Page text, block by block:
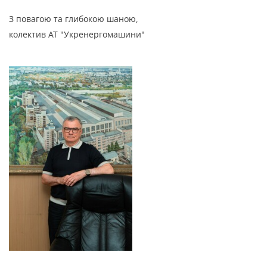
З повагою та глибокою шаною,
колектив АТ "Укренергомашини"